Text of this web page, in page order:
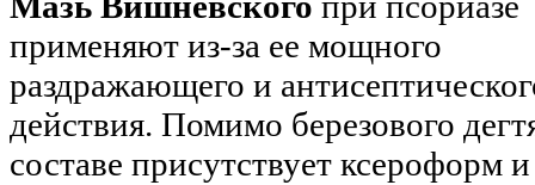
применяют из-за ее мощного
раздражающего и
действия. Помимо березового
составе присутствует ксероформ